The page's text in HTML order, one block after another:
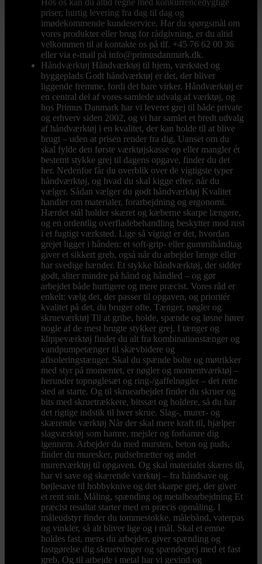
Hos os kan du altid regne med konkurrencedygtige
priser, hurtig levering fra dag til dag og
imødekommende kundeservice. Har du spørgsmål om
vores produkter eller brug for rådgivning, er du altid
velkommen til at kontakte os på tlf. +45 76 62 00 36
eller via e-mail på info@primusdanmark.dk.
Håndværktøj Håndværktøj til hjem, værksted og
byggeplads Godt håndværktøj er det, der bliver
liggende fremme, fordi det bare virker. Håndværktøj er
en central del af vores samlede udvalg af værktøj, og
hos Primus Danmark har vi leveret grej til både private
og erhverv siden 2002, og vi har samlet et bredt udvalg
af håndværktøj i en kvalitet, der kan holde til at blive
brugt – uden at prisen render fra dig. Uanset om du
skal fylde den første værktøjskasse op eller mangler ét
bestemt stykke grej til dagens opgave, finder du det
her. Nedenfor får du overblik over de vigtigste typer
håndværktøj, og hvad du skal kigge efter, når du
vælger. Sådan vælger du godt håndværktøj Kvalitet
handler om materialer, forarbejdning og ergonomi.
Hærdet stål holder skæret og kæberne skarpe længere,
og en ordentlig overfladebehandling beskytter mod rust
i et fugtigt værksted. Lige så vigtigt er det, hvordan
grejet ligger i hånden: et soft-grip- eller gummihåndtag
giver et sikkert greb, også når du arbejder længe eller
har svedige hænder. Et stykke håndværktøj, der sidder
godt, sliter mindre på hånd og håndled – og gør
arbejdet både hurtigere og mere præcist. Vores råd er
enkelt: vælg det, der passer til opgaven, og prioritér
kvalitet på det, du bruger ofte. Tænger, nøgler og
skrueværktøj Til at gribe, holde, spænde og løsne hører
nogle af de mest brugte stykker grej. I tænger og
klippeværktøj finder du alt fra kombinationstænger og
vandpumpetænger til skævbidere og
afisoleringstænger. Skal du spænde bolte og møtrikker
med styr på momentet, er nøgler og momentværktøj –
herunder topnøglesæt og ring-/gaffelnøgler – det rette
sted at starte. Og til skruearbejdet finder du skruer og
bits med skruetrækkere, bitssæt og holdere, så du har
det rigtige indstik til hver skrue. Slag-, murer- og
skærende værktøj Når der skal mere kraft til, hjælper
slagværktøj som hamre, mejsler og forhamre dig
igennem. Arbejder du med mursten, beton og puds,
finder du muresker, pudsebrætter og andet
murerværktøj til opgaven. Og skal materialet skæres til,
har vi save og skærende værktøj – fra håndsave og
bøjlesave til hobbyknive og det skarpe grej, der giver
et rent snit. Måling, spænding og metalbearbejdning Et
præcist resultat starter med en præcis opmåling. I
måleudstyr finder du tommestokke, målebånd, vaterpas
og vinkler, så alt bliver lige og i mål. Skal et emne
holdes fast, mens du arbejder, giver spænding og
fastgørelse dig skruetvinger og spændegrej med et fast
greb. Og til arbejde i metal har vi gevind og